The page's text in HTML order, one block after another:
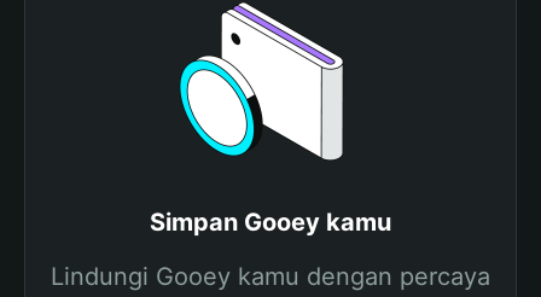
Simpan Gooey kamu
Lindungi Gooey kamu dengan percaya